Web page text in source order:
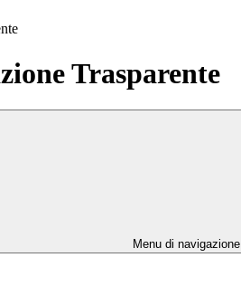
Trasparente
Menu di navigazione